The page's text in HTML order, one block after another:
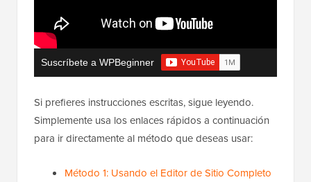
Suscríbete a WPBeginner
Si prefieres instrucciones escritas, sigue leyendo.
Simplemente usa los enlaces rápidos a continuación
para ir directamente al método que deseas usar:
Método 1: Usando el Editor de Sitio Completo